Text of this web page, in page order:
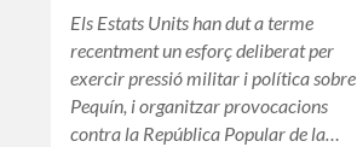
Els Estats Units han dut a terme
recentment un esforç deliberat per
exercir pressió militar i política sobre
Pequín, i organitzar provocacions
contra la República Popular de la…